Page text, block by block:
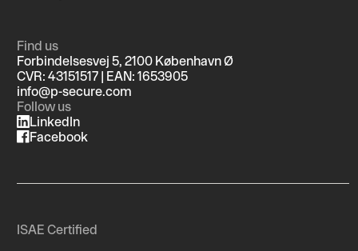
Find us
Forbindelsesvej 5, 2100 København Ø
CVR: 43151517 | EAN: 1653905
info@p-secure.com
Follow us
LinkedIn
Facebook
ISAE Certified